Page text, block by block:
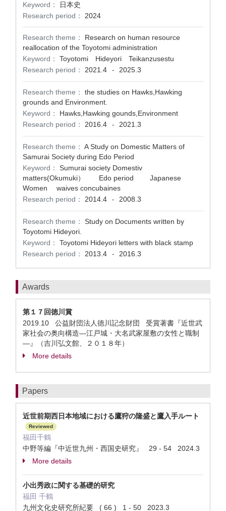
Keyword：
日本史
Research period：
2024
Research theme：
Research on human resource
reallocation of the Toyotomi administration
Keyword：
Toyotomi Hideyori Teikanzusestu
Research period：
2021.4 - 2025.3
Research theme：
the studies on Hawks,Hawking
grounds and Environment.
Keyword：
Hawks,Hawking gounds,Environment
Research period：
2016.4 - 2021.3
Research theme： A Study on Domestic Matters of
Samurai Society during Edo Period
Keyword：
Sumurai society Domestiv
matters(Okumuki） Edo period Japanese
Women waives concubaines
Research period：
2014.4 - 2008.3
Research theme：
Study on Documents written by
Toyotomi Hideyori.
Keyword：
Toyotomi Hideyori letters with black stamp
Research period：
2013.4 - 2016.3
Awards
第１７回徳川賞
2019.10 公益財団法人徳川記念財団 受賞著書『近世武
家社会の奥向構造―江戸城・大名武家屋敷の女性と職制
―』（吉川弘文館、２０１８年）
More details
Papers
近世前期西日本地域における鷹狩の隆盛と鷹入手ルート
Reviewed
福田千鶴
中野等編『中近世九州・西国史研究』 29 - 54 2024.3
More details
小出秀政に関する基礎的研究
福田 千鶴
九州文化史研究所紀要 ( 66 ) 1 - 50 2023.3